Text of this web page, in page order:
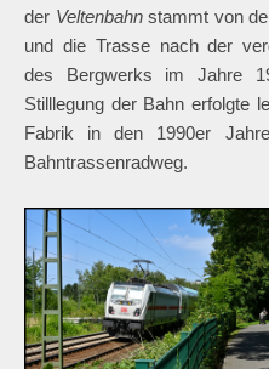
der Veltenbahnstammt von
und die Trasse nach der
des Bergwerks im Jahre
Stilllegung der Bahn erfolgte
Fabrik in den 1990er
Bahntrassenradweg.